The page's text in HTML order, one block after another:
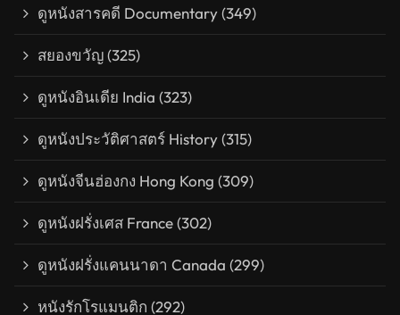
ดูหนังสารคดี Documentary(349)
สยองขวัญ(325)
ดูหนังอินเดีย India (323)
ดูหนังประวัติศาสตร์ History(315)
ดูหนังจีนฮ่องกง Hong Kong (309)
ดูหนังฝรั่งเศส France(302)
ดูหนังฝรั่งแคนนาดา Canada (299)
หนังรักโรแมนติก (292)